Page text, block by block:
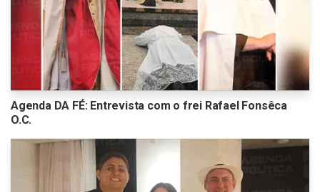
Agenda DA FÉ: Entrevista com o frei Rafael Fonsêca
O.C.